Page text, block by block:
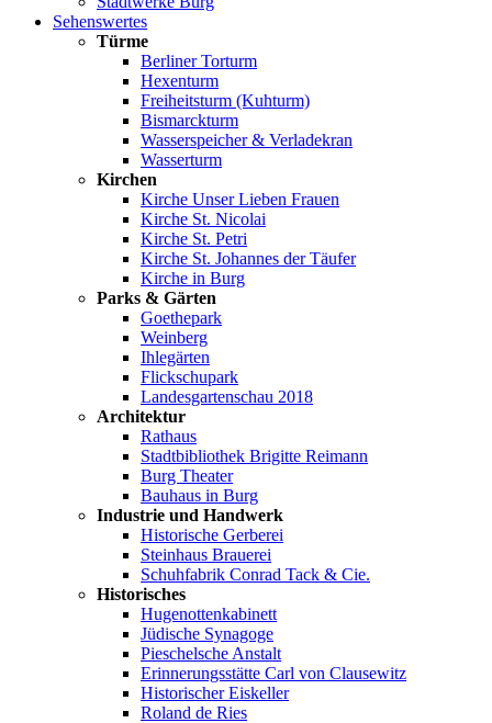
Sehenswertes
Türme
Berliner Torturm
Hexenturm
Freiheitsturm (Kuhturm)
Bismarckturm
Wasserspeicher & Verladekran
Wasserturm
Kirchen
Kirche Unser Lieben Frauen
Kirche St. Nicolai
Kirche St. Petri
Kirche St. Johannes der Täufer
Kirche in Burg
Parks & Gärten
Goethepark
Weinberg
Ihlegärten
Flickschupark
Landesgartenschau 2018
Architektur
Rathaus
Stadtbibliothek Brigitte Reimann
Burg Theater
Bauhaus in Burg
Industrie und Handwerk
Historische Gerberei
Steinhaus Brauerei
Schuhfabrik Conrad Tack & Cie.
Historisches
Hugenottenkabinett
Jüdische Synagoge
Pieschelsche Anstalt
Erinnerungsstätte Carl von Clausewitz
Historischer Eiskeller
Roland de Ries